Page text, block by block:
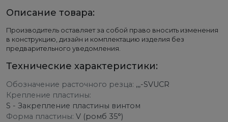
Описание товара:
Производитель оставляет за собой право вносить изменения
в конструкцию, дизайн и комплектацию изделия без
предварительного уведомления.
Технические характеристики:
Обозначение расточного резца: ,,,-SVUCR
Крепление пластины:
S - Закрепление пластины винтом
Форма пластины: V (ромб 35°)